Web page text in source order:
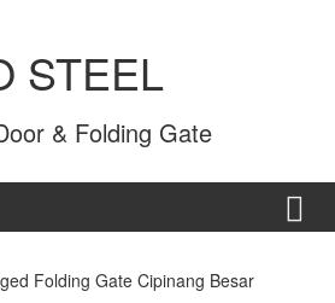
STEEL
& Folding Gate
Folding Gate Cipinang Besar